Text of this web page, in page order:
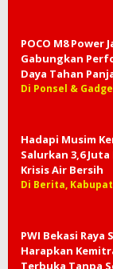
POCO M8 Power
Gabungkan
Daya Tahan
Di Ponsel &
Hadapi Musim
Salurkan 3,6
Krisis Air Bersih
Di Berita,
PWI Bekasi
Harapkan
Terbuka Tanpa